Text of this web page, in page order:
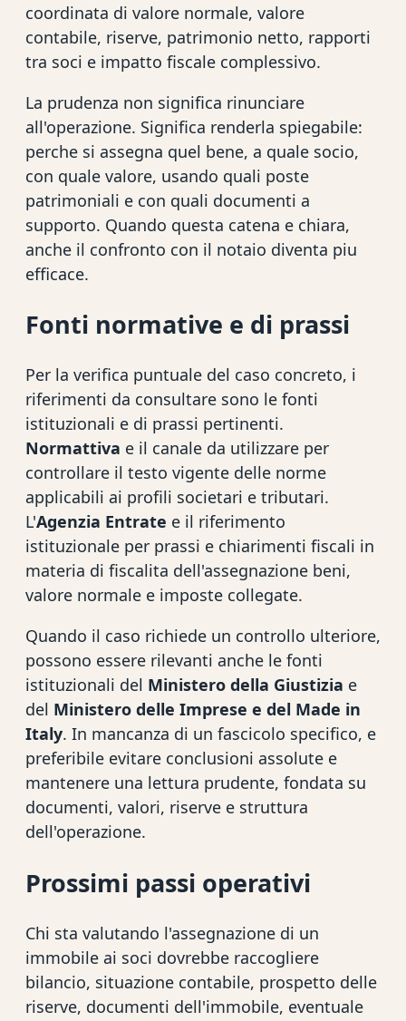
coordinata di valore normale, valore
contabile, riserve, patrimonio netto, rapporti
tra soci e impatto fiscale complessivo.
La prudenza non significa rinunciare
all'operazione. Significa renderla spiegabile:
perche si assegna quel bene, a quale socio,
con quale valore, usando quali poste
patrimoniali e con quali documenti a
supporto. Quando questa catena e chiara,
anche il confronto con il notaio diventa piu
efficace.
Fonti normative e di prassi
Per la verifica puntuale del caso concreto, i
riferimenti da consultare sono le fonti
istituzionali e di prassi pertinenti.
Normattiva e il canale da utilizzare per
controllare il testo vigente delle norme
applicabili ai profili societari e tributari.
L'Agenzia Entrate e il riferimento
istituzionale per prassi e chiarimenti fiscali in
materia di fiscalita dell'assegnazione beni,
valore normale e imposte collegate.
Quando il caso richiede un controllo ulteriore,
possono essere rilevanti anche le fonti
istituzionali del Ministero della Giustizia e
del Ministero delle Imprese e del Made in
Italy. In mancanza di un fascicolo specifico, e
preferibile evitare conclusioni assolute e
mantenere una lettura prudente, fondata su
documenti, valori, riserve e struttura
dell'operazione.
Prossimi passi operativi
Chi sta valutando l'assegnazione di un
immobile ai soci dovrebbe raccogliere
bilancio, situazione contabile, prospetto delle
riserve, documenti dell'immobile, eventuale